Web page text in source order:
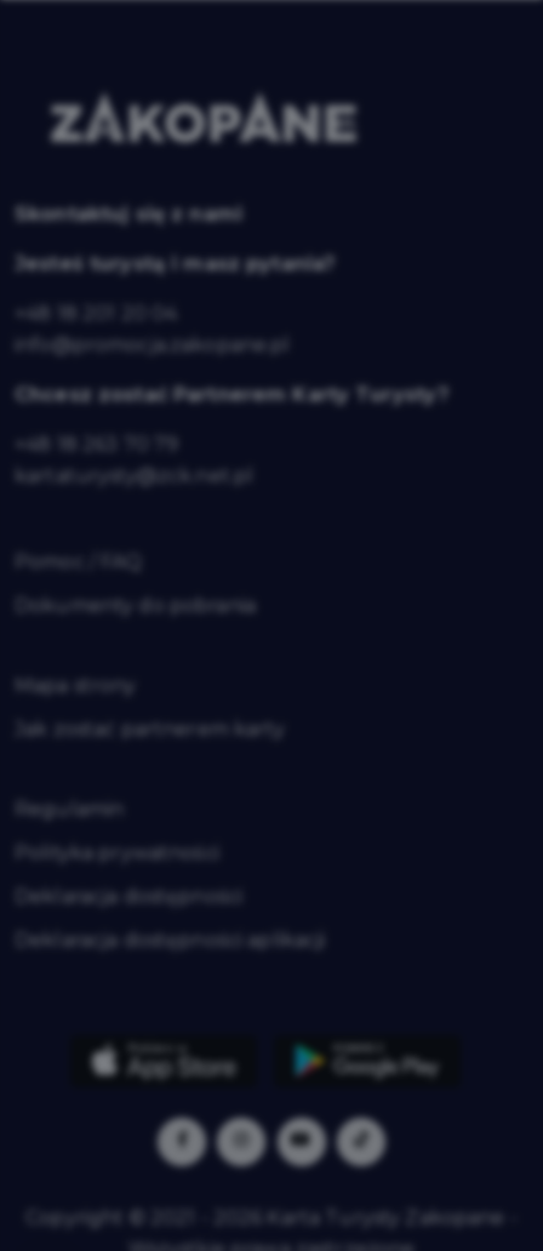
Skontaktuj się z nami
Jesteś turystą i masz pytania?
info@promocja.zakopane.pl
Chcesz zostać Partnerem Karty Turysty?
kartaturysty@zck.net.pl
Dokumenty do pobrania
Mapa strony
Jak zostać partnerem karty
Regulamin
Polityka prywatności
Deklaracja dostępności
Deklaracja dostępności aplikacji
Copyright © 2021 - 2026 Karta Turysty Zakopane -